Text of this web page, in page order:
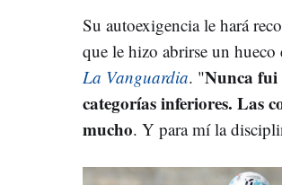
Su autoexigencia le hará
que le hizo abrirse un hueco
La Vanguardia. "Nunca fui
categorías inferiores. Las
mucho. Y para mí la